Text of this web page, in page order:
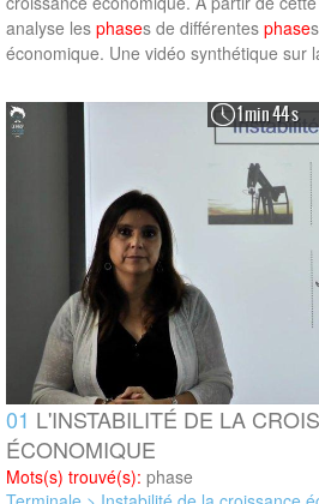
analyse les phases de différentes phase
économique. Une vidéo synthétique sur
1 min 44 s
01 L'INSTABILITÉ DE LA
ÉCONOMIQUE
Mots(s) trouvé(s): phase